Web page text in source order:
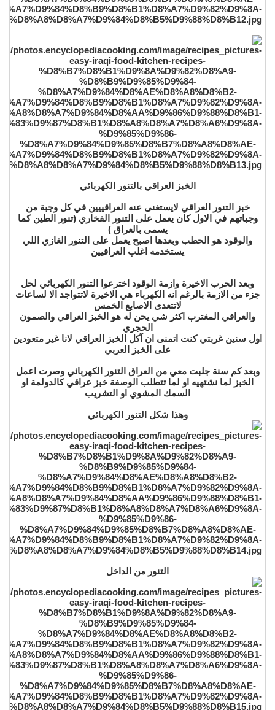
الخبز العراقي بالتنور الكهربائي
خبز التنور العراقي لايستغنى عنه العراقييين في كل وجبة من
وجباتهم في الاول كان يعمل على التنور الفخاري (تنور الطين كما
يسمى بالعراق )
والوقود هو الحطب وبعدها اصبح يعمل على التنور الغازي اللي
يستخدمه اغلب العراقيين
وبعد الحرب الاخيرة وازمة الوقود اخترعوا التنور الكهربائي لحل
جزء من الازمة بالرغم انه الكهرباء هي الاخيرة لاتتواجد الا لساعات
لاتتعدى الاصابع الخمس
والعراقي المغترب اكثر شي يحن له هو الخبز العراقي والصمون
الحجري
اول سنين غربتي كنت اتمنى ان آكل الخبز العراقي لانا غير متعودين
على الخبز العربي
وبعد كم سنة جلبت معي من العراق التنور الكهربائي وصرت اعمل
الخبز لما نشتهيه او لما تتطلب الوصفة خبز عراقي كالدولمة او
السمك المشوي او التشريب
وهذا شكل التنور الكهربائي
التنور من الداخل